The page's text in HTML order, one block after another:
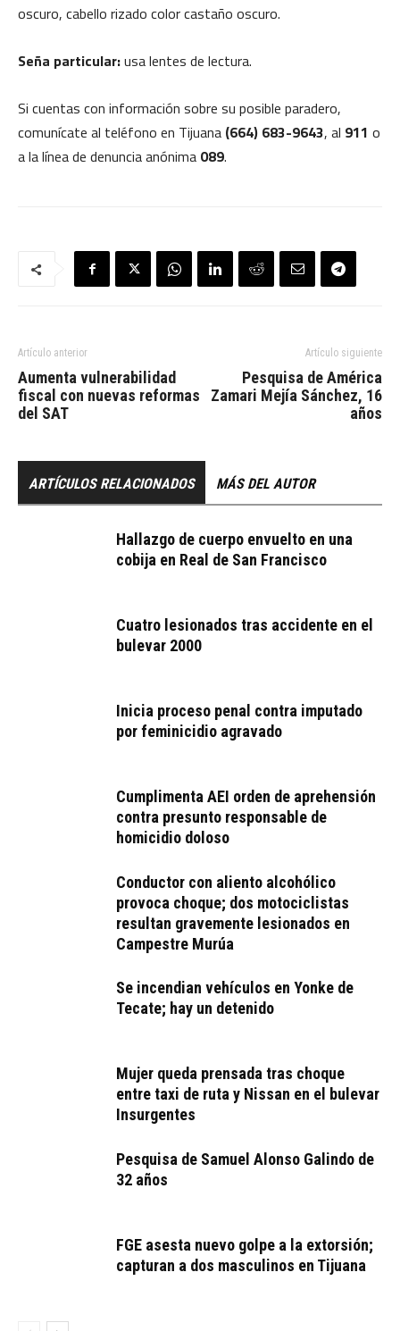
oscuro, cabello rizado color castaño oscuro.
Seña particular:usa lentes de lectura.
Si cuentas con información sobre su posible paradero,
comunícate al teléfono en Tijuana (664) 683-9643, al 911 o
a la línea de denuncia anónima 089.
Artículo anterior
Aumenta vulnerabilidad
fiscal con nuevas reformas
del SAT
Artículo siguiente
Pesquisa de América
Zamari Mejía Sánchez, 16
años
ARTÍCULOS RELACIONADOS MÁS DEL AUTOR
Hallazgo de cuerpo envuelto en una
cobija en Real de San Francisco
Cuatro lesionados tras accidente en el
bulevar 2000
Inicia proceso penal contra imputado
por feminicidio agravado
Cumplimenta AEI orden de aprehensión
contra presunto responsable de
homicidio doloso
Conductor con aliento alcohólico
provoca choque; dos motociclistas
resultan gravemente lesionados en
Campestre Murúa
Se incendian vehículos en Yonke de
Tecate; hay un detenido
Mujer queda prensada tras choque
entre taxi de ruta y Nissan en el bulevar
Insurgentes
Pesquisa de Samuel Alonso Galindo de
32 años
FGE asesta nuevo golpe a la extorsión;
capturan a dos masculinos en Tijuana